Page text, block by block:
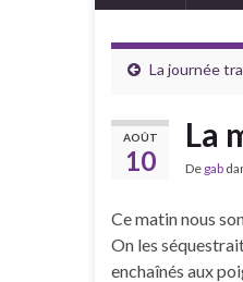
La journée
AOÛT
10
La
De gab
Ce matin nous
On les
enchaînés aux